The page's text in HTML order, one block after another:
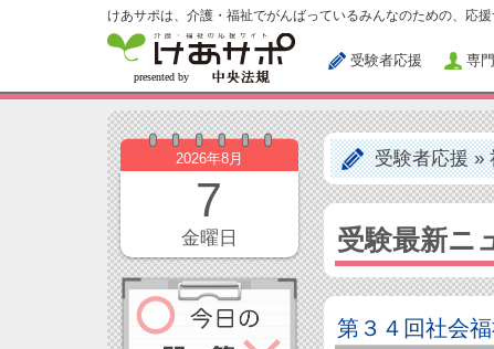
けあサポは、介護・福祉でがんばっているみんなのための、応援
受験者応援 専
2026年8月
7
金曜日
受験者応援»
受験最新ニ
第３４回社会